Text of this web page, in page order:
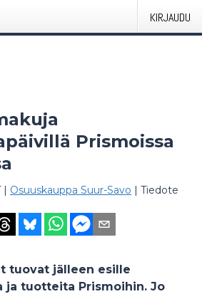
KIRJAUDU
Prismoissa
| Osuuskauppa Suur-Savo | Tiedote
tuovat jälleen esille
ja tuotteita Prismoihin. Jo